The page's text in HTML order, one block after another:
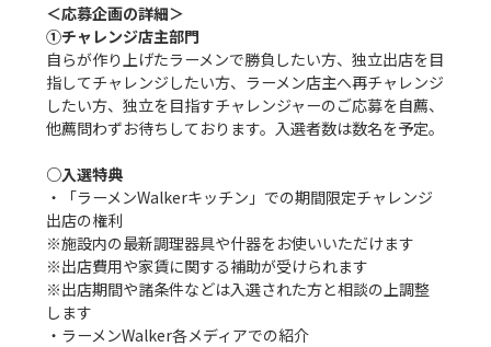
＜応募企画の詳細＞
①チャレンジ店主部門
自らが作り上げたラーメンで勝負したい方、独立出店を目
指してチャレンジしたい方、ラーメン店主へ再チャレンジ
したい方、独立を目指すチャレンジャーのご応募を自薦、
他薦問わずお待ちしております。入選者数は数名を予定。
○入選特典
・「ラーメンWalkerキッチン」での期間限定チャレンジ
出店の権利
※施設内の最新調理器具や什器をお使いいただけます
※出店費用や家賃に関する補助が受けられます
※出店期間や諸条件などは入選された方と相談の上調整
します
・ラーメンWalker各メディアでの紹介